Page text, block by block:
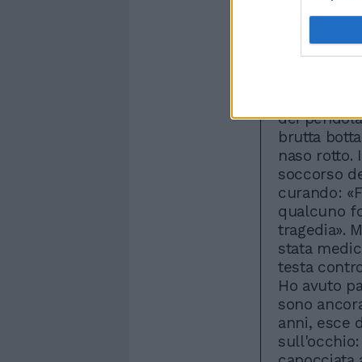
(51 in
ospedali:
San
dei
brutta
naso rotto.
soccorso
curando:
qualcuno
tragedia».
stata
testa
Ho avuto
sono
anni, esce